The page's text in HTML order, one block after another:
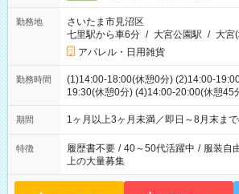
勤務地
さいたま市見沼区
七里駅から車6分 / 大宮公園駅 / 大宮
アパレル・日用雑貨
勤務時間
(1)14:00-18:00(休憩0分) (2)14:00-
19:30(休憩0分) (4)14:00-20:00(休憩45
ます
期間 1ヶ月以上3ヶ月未満／即日～8月末ま
特徴 履歴書不要 / 40～50代活躍中 / 服装自
上の大量募集